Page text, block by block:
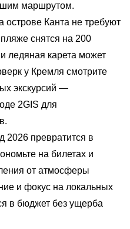
маршрутом.
острове Канта не требуют
снятся на 200
ледяная карета может
у Кремля смотрите
экскурсий —
2GIS для
2026 превратится в
на билетах и
от атмосферы
и фокус на локальных
в бюджет без ущерба